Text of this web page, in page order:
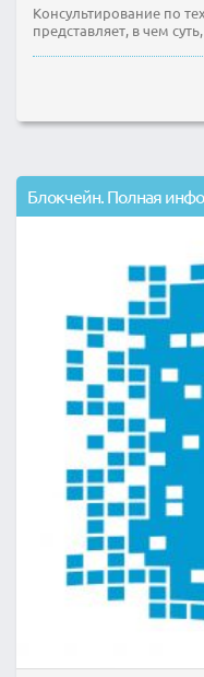
Консультирование по
представляет, в чем
Блокчейн. Полная